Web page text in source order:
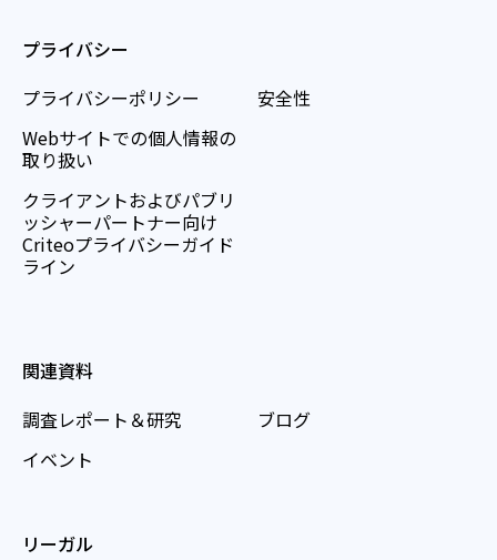
プライバシー
プライバシーポリシー
Webサイトでの個人情報の
取り扱い
クライアントおよびパブリ
ッシャーパートナー向け
Criteoプライバシーガイド
ライン
安全性
関連資料
調査レポート＆研究
イベント
ブログ
リーガル